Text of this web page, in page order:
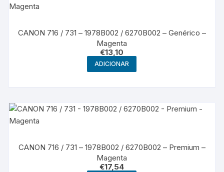
CANON 716 / 731 – 1978B002 / 6270B002 – Genérico –
Magenta
€13,10
ADICIONAR
CANON 716 / 731 – 1978B002 / 6270B002 – Premium –
Magenta
€17,54